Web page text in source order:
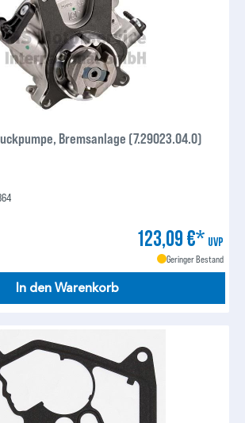
Bremsanlage (7.29023.04.0)
123,09 €* UVP
Geringer Bestand
In den Warenkorb